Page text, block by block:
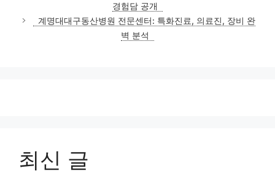
경험담 공개
계명대대구동산병원 전문센터: 특화진료, 의료진, 장비 완
벽 분석
최신 글